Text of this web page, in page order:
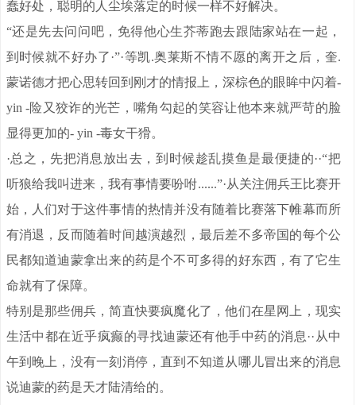
蠢好处，聪明的人尘埃落定的时候一样不好解决。
“还是先去问问吧，免得他心生芥蒂跑去跟陆家站在一起，
到时候就不好办了·”·等凯.奥莱斯不情不愿的离开之后，奎.
蒙诺德才把心思转回到刚才的情报上，深棕色的眼眸中闪着-
yin -险又狡诈的光芒，嘴角勾起的笑容让他本来就严苛的脸
显得更加的- yin -毒女干猾。
·总之，先把消息放出去，到时候趁乱摸鱼是最便捷的··“把
听狼给我叫进来，我有事情要吩咐......”·从关注佣兵王比赛开
始，人们对于这件事情的热情并没有随着比赛落下帷幕而所
有消退，反而随着时间越演越烈，最后差不多帝国的每个公
民都知道迪蒙拿出来的药是个不可多得的好东西，有了它生
命就有了保障。
特别是那些佣兵，简直快要疯魔化了，他们在星网上，现实
生活中都在近乎疯癫的寻找迪蒙还有他手中药的消息··从中
午到晚上，没有一刻消停，直到不知道从哪儿冒出来的消息
说迪蒙的药是天才陆清给的。